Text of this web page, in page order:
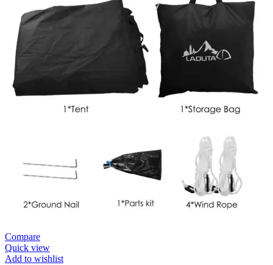
Compare
Quick view
Add to wishlist